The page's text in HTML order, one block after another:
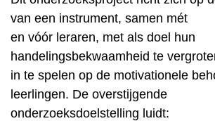
van een instrument, samen mét
en vóór leraren, met als doel hun
handelingsbekwaamheid te
in te spelen op de motivationele
leerlingen. De overstijgende
onderzoeksdoelstelling luidt: